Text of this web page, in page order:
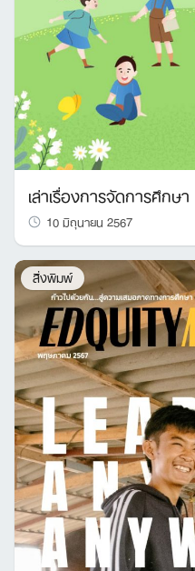
เล่าเรื่องการจัดการศึกษ
10 มิถุนายน 2567
สิ่งพิมพ์